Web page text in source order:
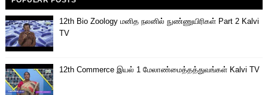
12th Bio Zoology மனித நலனில் நுண்ணுயிரிகள் Part 2 Kalvi
TV
12th Commerce இயல் 1 மேலாண்மைத்தத்துவங்கள் Kalvi TV